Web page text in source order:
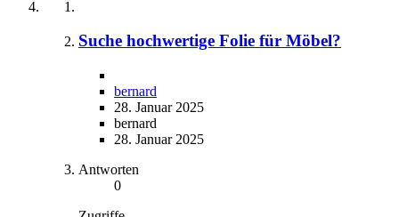
Suche hochwertige Folie für Möbel?
bernard
28. Januar 2025
bernard
28. Januar 2025
Antworten
0